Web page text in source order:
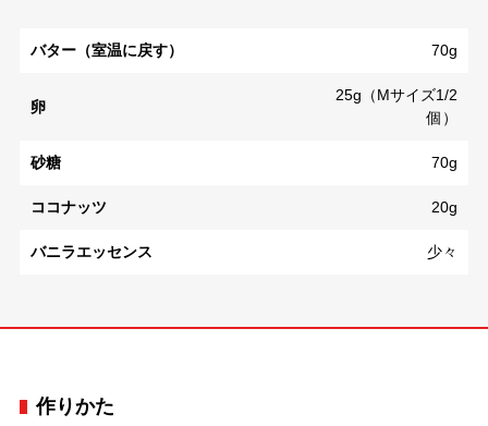
バター（室温に戻す） 70g
卵
25g（Mサイズ1/2
個）
砂糖 70g
ココナッツ 20g
バニラエッセンス 少々
作りかた